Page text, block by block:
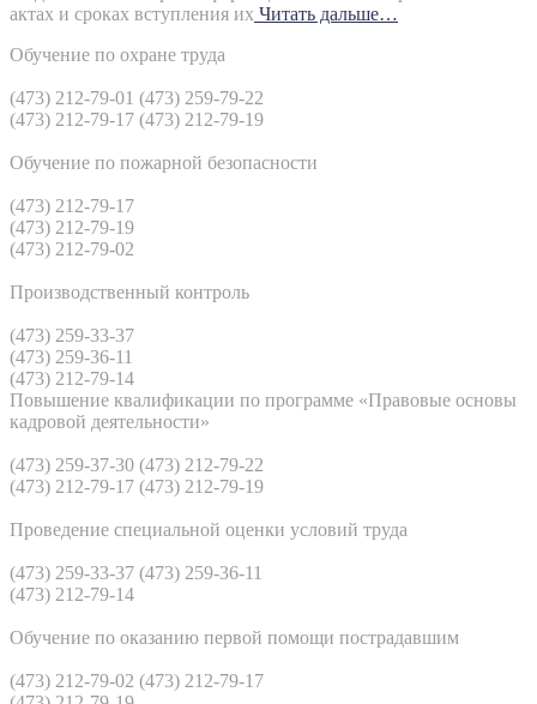
актах и сроках вступления их Читать дальше…
Обучение по охране труда
(473) 212-79-01 (473) 259-79-22
(473) 212-79-17 (473) 212-79-19
Обучение по пожарной безопасности
(473) 212-79-17
(473) 212-79-19
(473) 212-79-02
Производственный контроль
(473) 259-33-37
(473) 259-36-11
(473) 212-79-14
Повышение квалификации по программе «Правовые основы
кадровой деятельности»
(473) 259-37-30 (473) 212-79-22
(473) 212-79-17 (473) 212-79-19
Проведение специальной оценки условий труда
(473) 259-33-37 (473) 259-36-11
(473) 212-79-14
Обучение по оказанию первой помощи пострадавшим
(473) 212-79-02 (473) 212-79-17